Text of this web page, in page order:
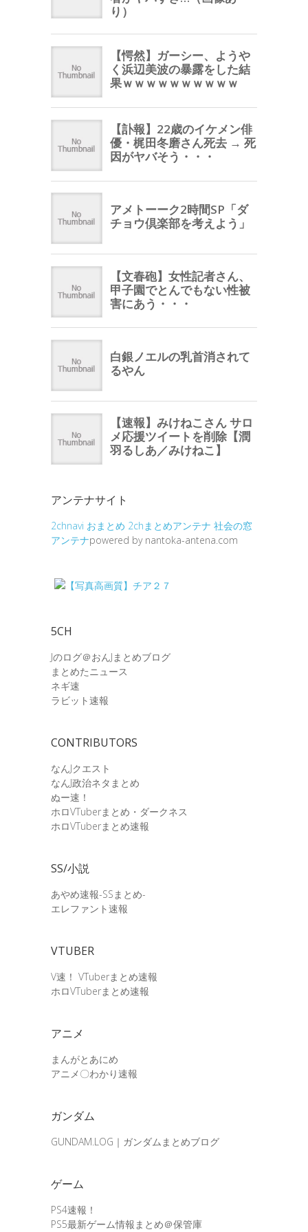
アンテナサイト
2chnavi おまとめ 2chまとめアンテナ 社会の窓
アンテナpowered by nantoka-antena.com
5CH
Jのログ＠おんJまとめブログ
まとめたニュース
ネギ速
ラビット速報
CONTRIBUTORS
なんJクエスト
なんJ政治ネタまとめ
ぬー速！
ホロVTuberまとめ・ダークネス
ホロVTuberまとめ速報
SS/小説
あやめ速報-SSまとめ-
エレファント速報
VTUBER
V速！ VTuberまとめ速報
ホロVTuberまとめ速報
アニメ
まんがとあにめ
アニメ〇わかり速報
ガンダム
GUNDAM.LOG｜ガンダムまとめブログ
ゲーム
PS4速報！
PS5最新ゲーム情報まとめ＠保管庫